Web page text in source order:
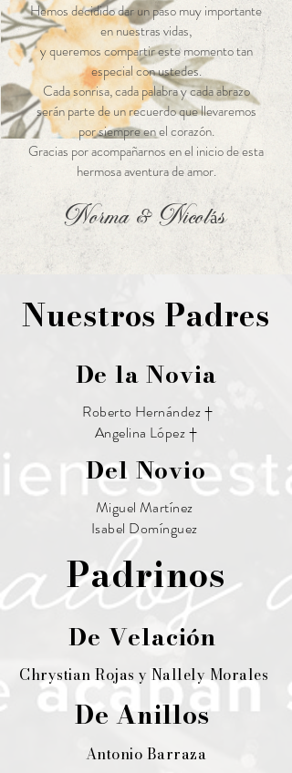
Hemos decidido dar un paso muy importante
en nuestras vidas,
y queremos compartir este momento tan
especial con ustedes.
Cada sonrisa, cada palabra y cada abrazo
serán parte de un recuerdo que llevaremos
por siempre en el corazón.
Gracias por acompañarnos en el inicio de esta
hermosa aventura de amor.
Norma & Nicolás
Nuestros Padres
De la Novia
Roberto Hernández †
Angelina López †
Del Novio
Miguel Martínez
Isabel Domínguez
Padrinos
De Velación
Chrystian Rojas y Nallely Morales
De Anillos
Antonio Barraza